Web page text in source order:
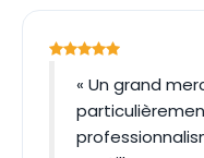
« Un grand